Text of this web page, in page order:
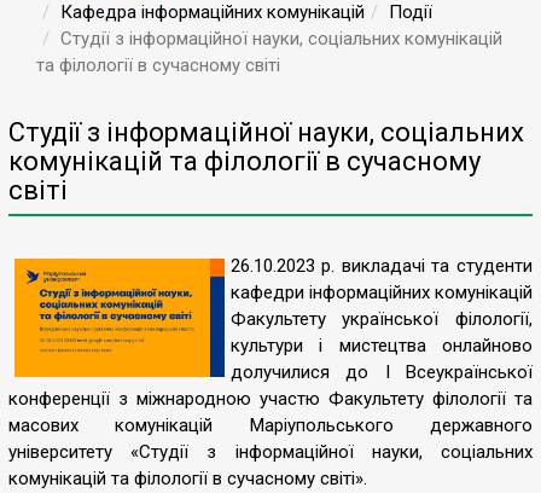
Кафедра інформаційних комунікацій
Події
Студії з інформаційної науки, соціальних комунікацій
та філології в сучасному світі
Студії з інформаційної науки, соціальних
комунікацій та філології в сучасному
світі
26.10.2023 р. викладачі та студенти
кафедри інформаційних комунікацій
Факультету української філології,
культури і мистецтва онлайново
долучилися до І Всеукраїнської
конференції з міжнародною участю Факультету філології та
масових комунікацій Маріупольського державного
університету «Студії з інформаційної науки, соціальних
комунікацій та філології в сучасному світі».